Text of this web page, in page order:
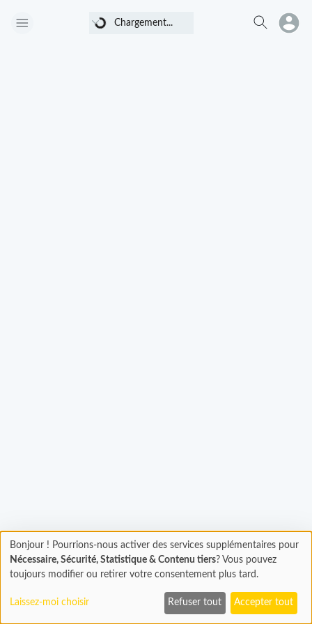
Chargement...
Chargement
En cours...
Bonjour ! Pourrions-nous activer des services supplémentaires pour
Nécessaire, Sécurité, Statistique & Contenu tiers? Vous pouvez
toujours modifier ou retirer votre consentement plus tard.
Laissez-moi choisir Refuser tout Accepter tout